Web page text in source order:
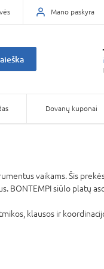
Mano paskyra
Dovanų kuponai
vaikams. Šis
BONTEMPI siūlo platų
klausos ir